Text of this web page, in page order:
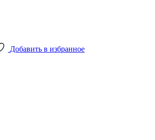
Добавить в избранное